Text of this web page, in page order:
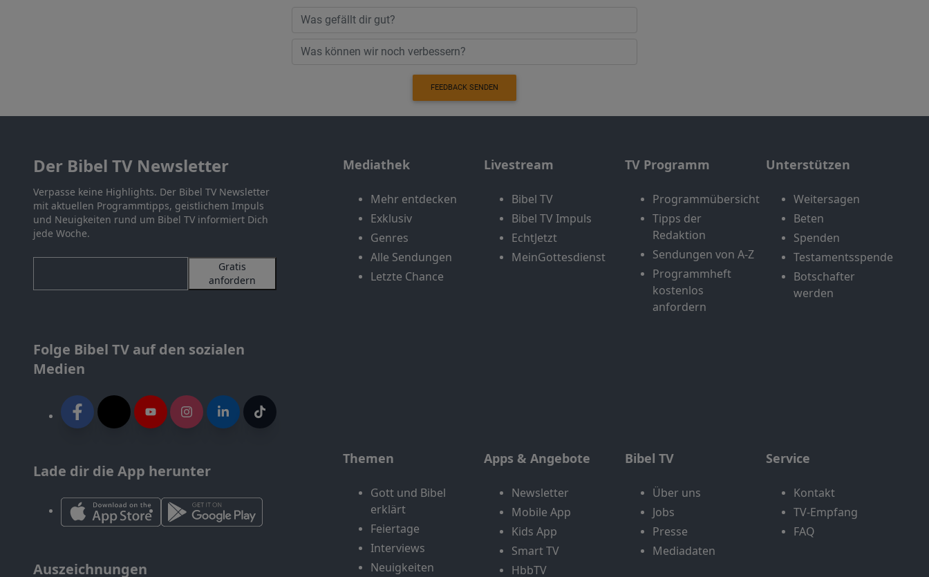
FEEDBACK SENDEN
Der Bibel TV Newsletter
Verpasse keine Highlights. Der Bibel TV Newsletter
mit aktuellen Programmtipps, geistlichem Impuls
und Neuigkeiten rund um Bibel TV informiert Dich
jede Woche.
Gratis
anfordern
Folge Bibel TV auf den sozialen
Medien
Lade dir die App herunter
Auszeichnungen
Mediathek
Mehr entdecken
Exklusiv
Genres
Alle Sendungen
Letzte Chance
Livestream
Bibel TV
Bibel TV Impuls
EchtJetzt
MeinGottesdienst
TV Programm
Programmübersicht
Tipps der
Redaktion
Sendungen von A-Z
Programmheft
kostenlos
anfordern
Unterstützen
Weitersagen
Beten
Spenden
Testamentsspende
Botschafter
werden
Themen
Gott und Bibel
erklärt
Feiertage
Interviews
Neuigkeiten
Apps & Angebote
Newsletter
Mobile App
Kids App
Smart TV
HbbTV
Bibel TV
Über uns
Jobs
Presse
Mediadaten
Service
Kontakt
TV-Empfang
FAQ